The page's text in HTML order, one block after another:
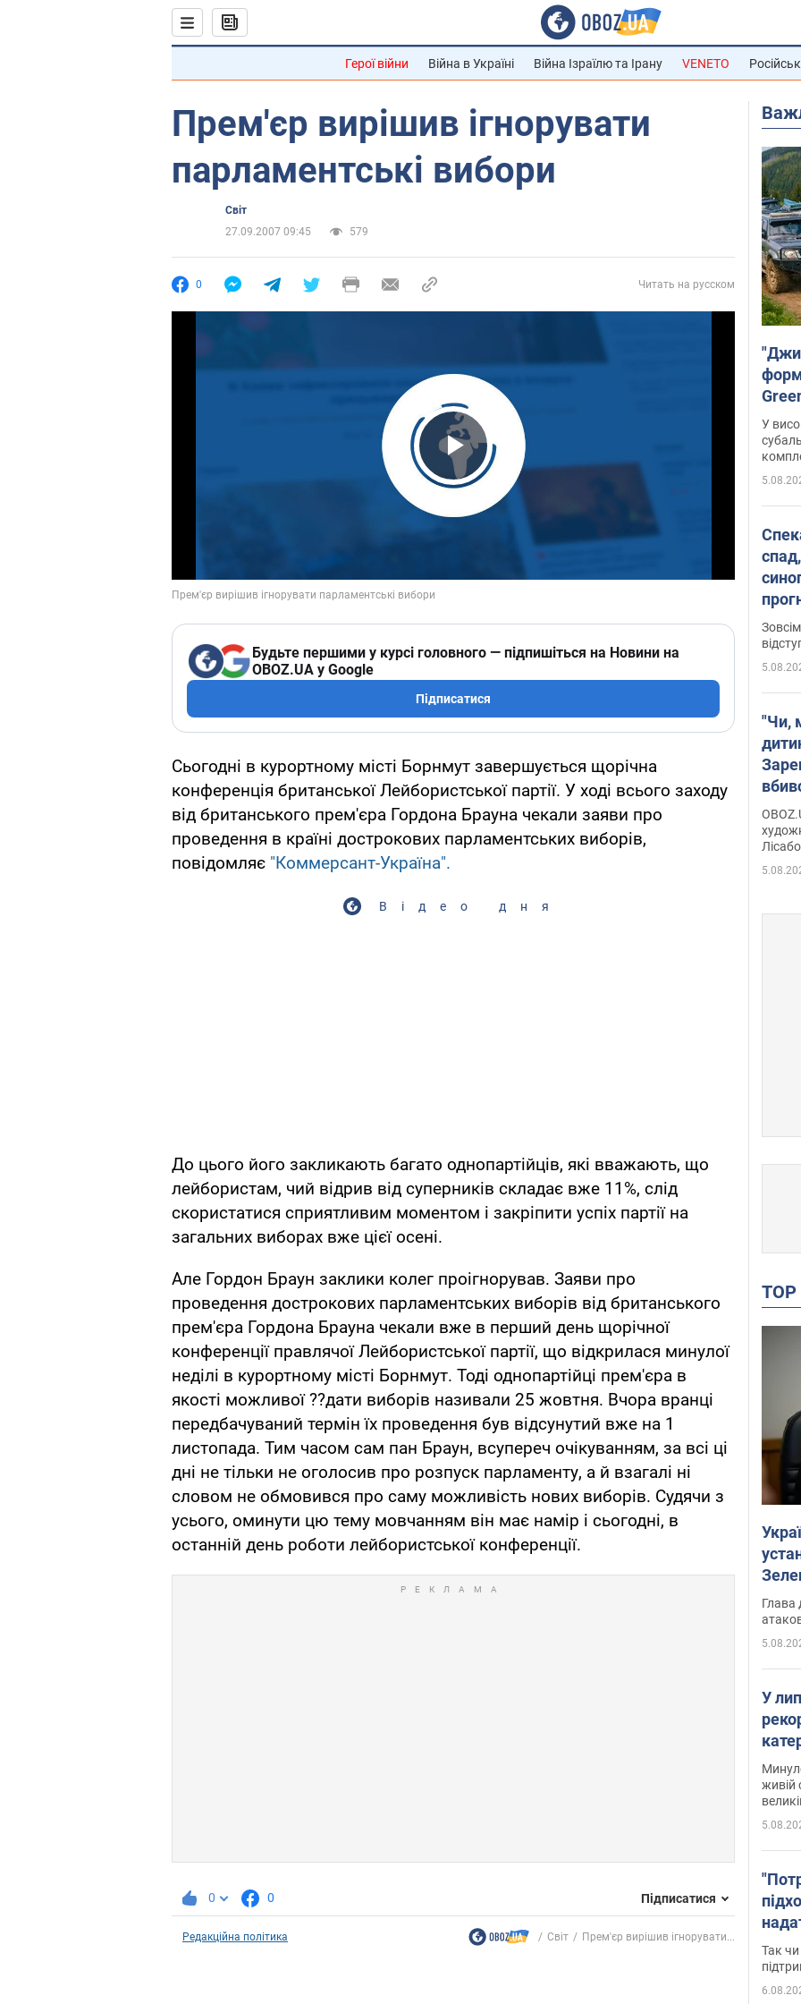
Герої війни Війна в Україні Війна Ізраїлю та Ірану VENETO
Прем'єр вирішив ігнорувати
парламентські вибори
Світ
27.09.2007 09:45
579
0 Читать на русском
Play Video
Будьте першими у курсі головного — підпишіться на Новини на
OBOZ.UA у Google
Підписатися
Сьогодні в курортному місті Борнмут завершується щорічна
конференція британської Лейбористської партії. У ході всього заходу
від британського прем'єра Гордона Брауна чекали заяви про
проведення в країні дострокових парламентських виборів,
повідомляє "Коммерсант-Україна".
Відео дня
До цього його закликають багато однопартійців, які вважають, що
лейбористам, чий відрив від суперників складає вже 11%, слід
скористатися сприятливим моментом і закріпити успіх партії на
загальних виборах вже цієї осені.
Але Гордон Браун заклики колег проігнорував. Заяви про
проведення дострокових парламентських виборів від британського
прем'єра Гордона Брауна чекали вже в перший день щорічної
конференції правлячої Лейбористської партії, що відкрилася минулої
неділі в курортному місті Борнмут. Тоді однопартійці прем'єра в
якості можливої ??дати виборів називали 25 жовтня. Вчора вранці
передбачуваний термін їх проведення був відсунутий вже на 1
листопада. Тим часом сам пан Браун, всупереч очікуванням, за всі ці
дні не тільки не оголосив про розпуск парламенту, а й взагалі ні
словом не обмовився про саму можливість нових виборів. Судячи з
усього, оминути цю тему мовчанням він має намір і сьогодні, в
останній день роботи лейбористської конференції.
0 0 Підписатися
Редакційна політика Світ Прем'єр вирішив ігнорувати...
У
"Чи,
в
Глава
У
живій
Так чи